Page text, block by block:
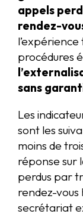
appels
rendez-
procédures
sans
Les
sont les
moins de
réponse sur
perdus par
rendez-vous
secrétariat